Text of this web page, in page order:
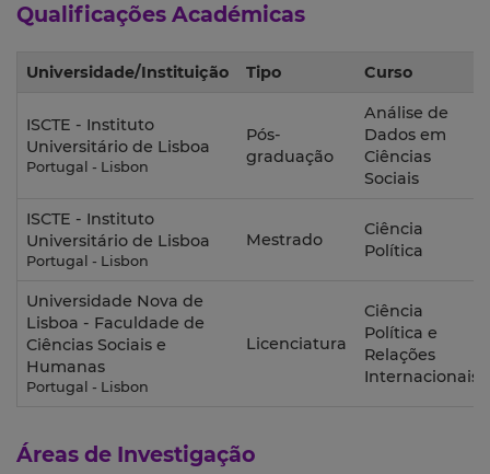
Qualificações Académicas
Universidade/Instituição Tipo Curso
ISCTE - Instituto
Universitário de Lisboa
Portugal - Lisbon
Pós-
graduação
Análise de
Dados em
Ciências
Sociais
ISCTE - Instituto
Universitário de Lisboa
Portugal - Lisbon
Mestrado
Ciência
Política
Universidade Nova de
Lisboa - Faculdade de
Ciências Sociais e
Humanas
Portugal - Lisbon
Licenciatura
Ciência
Política e
Relações
Internacionais
Áreas de Investigação